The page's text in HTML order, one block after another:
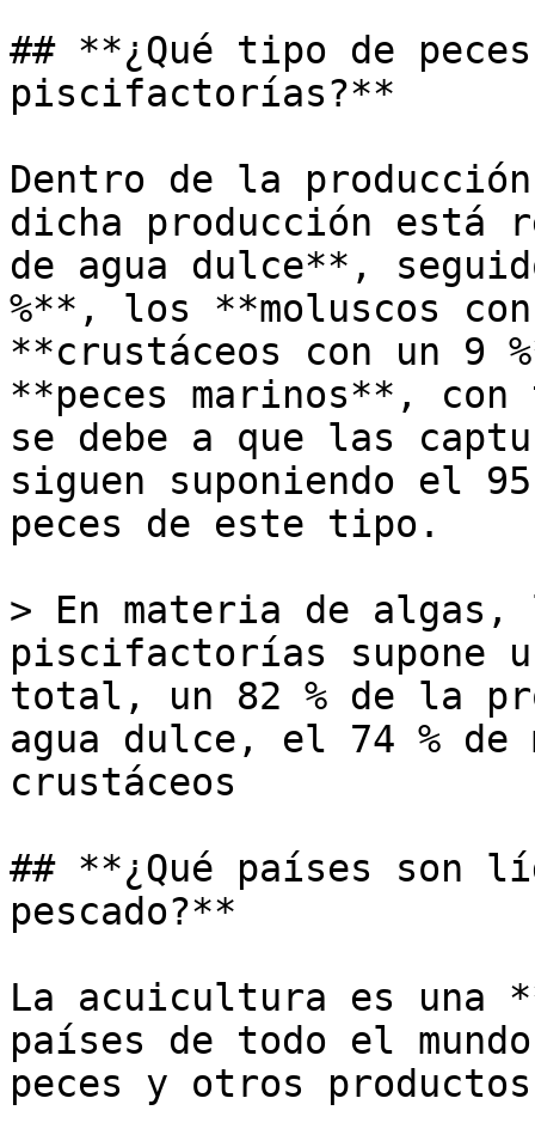
## **¿Qué tipo de
piscifactorías?**
Dentro de la
dicha producción está
de agua dulce**,
%**, los **moluscos
**crustáceos con un
**peces marinos**,
se debe a que las
siguen suponiendo el
peces de este tipo.
> En materia de algas,
piscifactorías supone
total, un 82 % de la
agua dulce, el 74 % de
crustáceos
## **¿Qué países son
pescado?**
La acuicultura es una
países de todo el
peces y otros